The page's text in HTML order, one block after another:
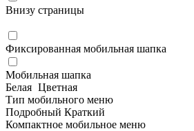
Внизу страницы
Фиксированная мобильная шапка
Мобильная шапка
Белая Цветная
Тип мобильного меню
Подробный Краткий
Компактное мобильное меню